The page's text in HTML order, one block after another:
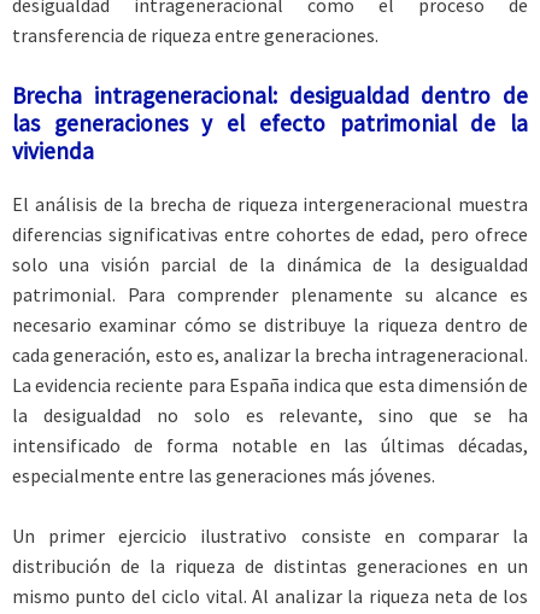
desigualdad intrageneracional como el proceso de
transferencia de riqueza entre generaciones.
Brecha intrageneracional: desigualdad dentro de
las generaciones y el efecto patrimonial de la
vivienda
El análisis de la brecha de riqueza intergeneracional muestra
diferencias significativas entre cohortes de edad, pero ofrece
solo una visión parcial de la dinámica de la desigualdad
patrimonial. Para comprender plenamente su alcance es
necesario examinar cómo se distribuye la riqueza dentro de
cada generación, esto es, analizar la brecha intrageneracional.
La evidencia reciente para España indica que esta dimensión de
la desigualdad no solo es relevante, sino que se ha
intensificado de forma notable en las últimas décadas,
especialmente entre las generaciones más jóvenes.
Un primer ejercicio ilustrativo consiste en comparar la
distribución de la riqueza de distintas generaciones en un
mismo punto del ciclo vital. Al analizar la riqueza neta de los